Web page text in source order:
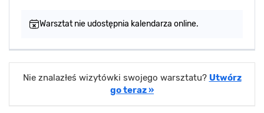
Warsztat nie udostępnia kalendarza online.
Nie znalazłeś wizytówki swojego warsztatu? Utwórz
go teraz »